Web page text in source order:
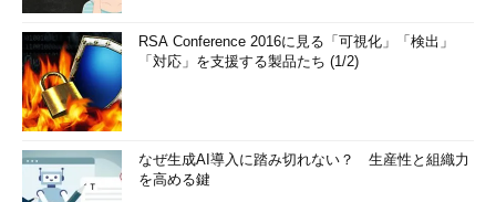
RSA Conference 2016に見る「可視化」「検出」
「対応」を支援する製品たち (1/2)
なぜ生成AI導入に踏み切れない？ 生産性と組織力
を高める鍵